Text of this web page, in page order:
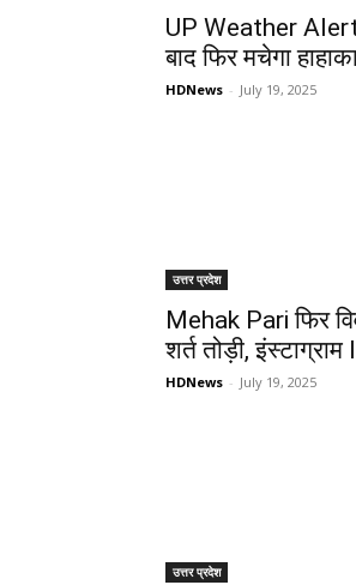
UP Weather
बाद फिर मचेगा
HDNews - July 19, 2025
उत्तर प्रदेश
Mehak Pari फिर
शर्त तोड़ी,
HDNews - July 19, 2025
उत्तर प्रदेश